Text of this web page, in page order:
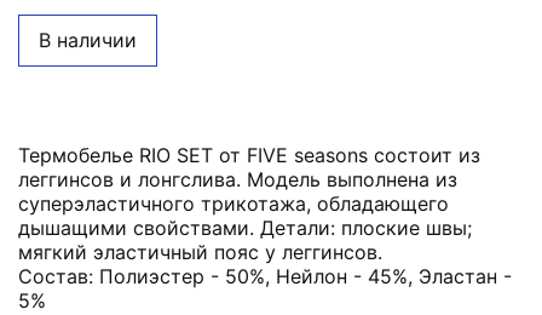
В наличии
Термобелье RIO SET от FIVE seasons состоит из
леггинсов и лонгслива. Модель выполнена из
суперэластичного трикотажа, обладающего
дышащими свойствами. Детали: плоские швы;
мягкий эластичный пояс у леггинсов.
Состав: Полиэстер - 50%, Нейлон - 45%, Эластан -
5%